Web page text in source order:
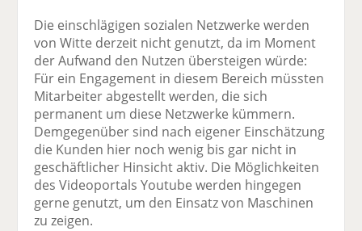
Die einschlägigen sozialen Netzwerke werden
von Witte derzeit nicht genutzt, da im Moment
der Aufwand den Nutzen übersteigen würde:
Für ein Engagement in diesem Bereich müssten
Mitarbeiter abgestellt werden, die sich
permanent um diese Netzwerke kümmern.
Demgegenüber sind nach eigener Einschätzung
die Kunden hier noch wenig bis gar nicht in
geschäftlicher Hinsicht aktiv. Die Möglichkeiten
des Videoportals Youtube werden hingegen
gerne genutzt, um den Einsatz von Maschinen
zu zeigen.